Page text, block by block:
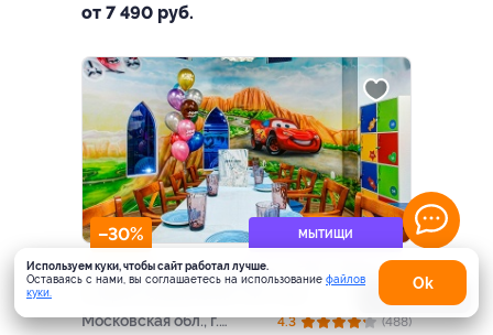
от 7 490 руб.
–30% МЫТИЩИ
Проведение дня рождения в ТРЦ «Июнь»
Московская обл., г.
4.3 (488)
Используем куки, чтобы сайт работал лучше.
Оставаясь с нами, вы соглашаетесь на использование файлов
куки.
Оk